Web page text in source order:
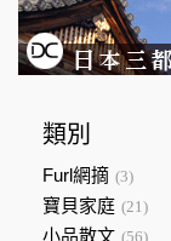
類別
Furl網摘 (3)
寶貝家庭 (21)
小品散文 (56)